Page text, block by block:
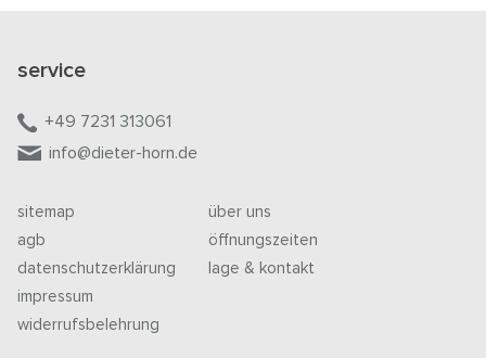
service
+49 7231 313061
info@dieter-horn.de
sitemap
agb
datenschutzerklärung
impressum
widerrufsbelehrung
über uns
öffnungszeiten
lage & kontakt